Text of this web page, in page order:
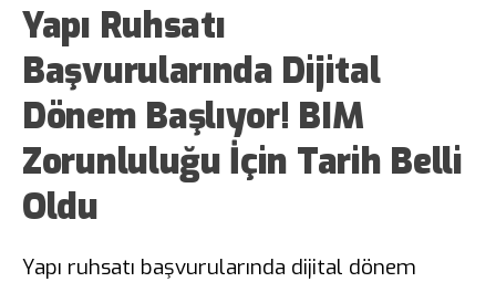
Yapı Ruhsatı
Başvurularında Dijital
Dönem Başlıyor! BIM
Zorunluluğu İçin Tarih Belli
Oldu
Yapı ruhsatı başvurularında dijital dönem